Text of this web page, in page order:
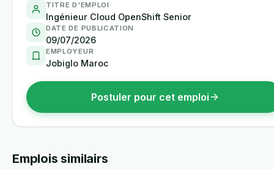
TITRE D'EMPLOI
Ingénieur Cloud OpenShift Senior
DATE DE PUBLICATION
09/07/2026
EMPLOYEUR
Jobiglo Maroc
Postuler pour cet emploi
Emplois similairs